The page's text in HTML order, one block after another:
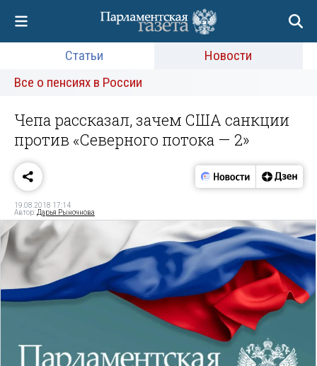
Статьи
Новости
Все о пенсиях в России
Чепа рассказал, зачем США санкции
против «Северного потока — 2»
19.08.2018 17:14
Автор: Дарья Рыночнова